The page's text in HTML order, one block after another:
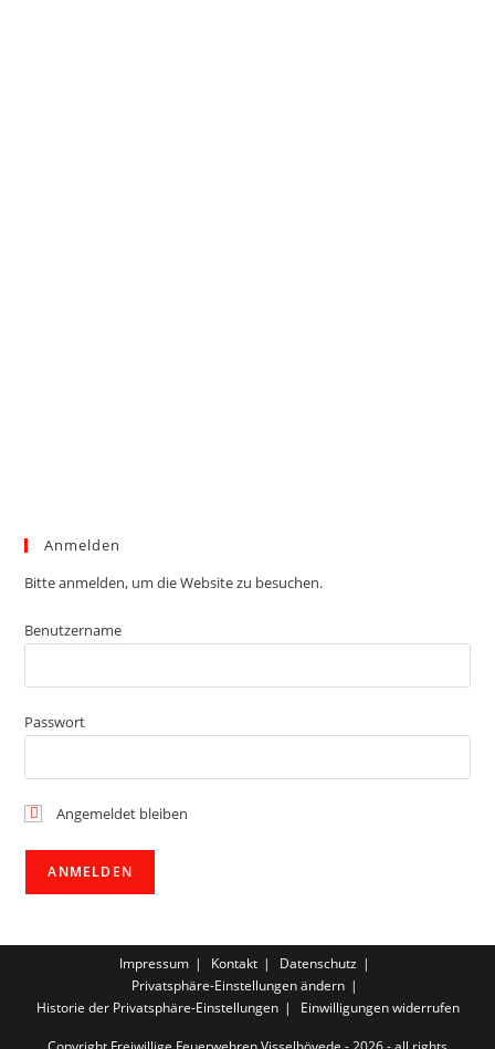
Anmelden
Bitte anmelden, um die Website zu besuchen.
Benutzername
Passwort
Angemeldet bleiben
Impressum Kontakt
Datenschutz
Privatsphäre-Einstellungen ändern
Historie der Privatsphäre-Einstellungen
Einwilligungen widerrufen